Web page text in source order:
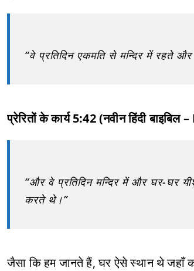
“वे प्रतिदिन एकमति से मन्दिर में रहते
प्रेरितों के कार्य 5:42 (नवीन हिंदी बाइबिल
“और वे प्रतिदिन मन्दिर में और घर-घर
करते थे।”
जैसा कि हम जानते हैं, घर ऐसे स्थान थे जहाँ